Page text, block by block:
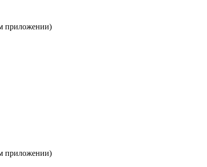
приложении)
приложении)